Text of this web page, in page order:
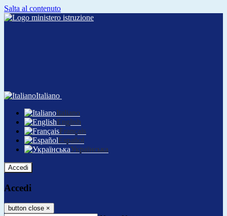
Salta al contenuto
Italiano
Italiano
English
Français
Español
Українська
Accedi
Accedi
button close ×